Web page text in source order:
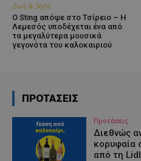
Ζωή & Style
Ο Sting απόψε στο Τσίρειο – Η
Λεμεσός υποδέχεται ένα από
τα μεγαλύτερα μουσικά
γεγονότα του καλοκαιριού
ΠΡΟΤΑΣΕΙΣ
Προτάσεις
Διεθνώς
κορυφαία
από τη